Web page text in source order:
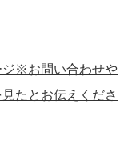
ジ※お問い合わせや
たとお伝えくださ